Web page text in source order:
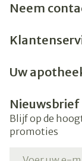
Neem
Uw
Nieuwsbrief
Blijf op de
promoties